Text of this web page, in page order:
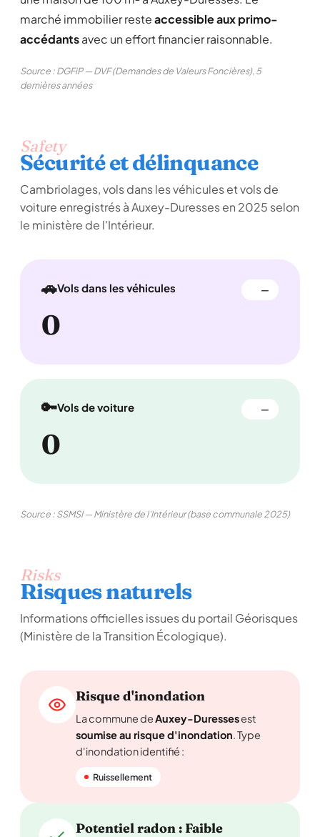
marché immobilier resteaccessible aux primo-
accédantsavec un effort financier raisonnable.
Source : DGFiP — DVF (Demandes de Valeurs Foncières), 5
dernières années
Safety
Sécurité et délinquance
Cambriolages, vols dans les véhicules et vols de
voiture enregistrés à Auxey-Duresses en 2025 selon
le ministère de l'Intérieur.
🚗Vols dans les véhicules —
0
🔑Vols de voiture —
0
Source : SSMSI — Ministère de l'Intérieur (base communale 2025)
Risks
Risques naturels
Informations officielles issues du portail Géorisques
(Ministère de la Transition Écologique).
Risque d'inondation
La commune deAuxey-Duressesest
soumise au risque d'inondation. Type
d'inondation identifié :
Ruissellement
Potentiel radon : Faible